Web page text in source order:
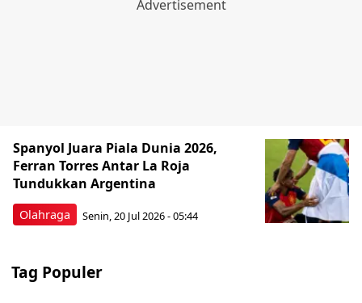
Olahraga
Spanyol Juara Piala Dunia 2026,
Ferran Torres Antar La Roja
Tundukkan Argentina
Senin, 20 Jul 2026 - 05:44
Tag Populer